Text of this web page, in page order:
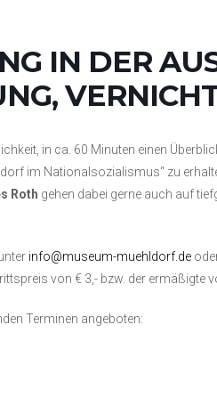
IN DER
in ca. 60 Minuten einen
im Nationalsozialismus“ zu
Roth gehen dabei gerne auch auf
info@museum-muehldorf.de
von € 3,- bzw. der ermäßigte
Terminen angeboten: